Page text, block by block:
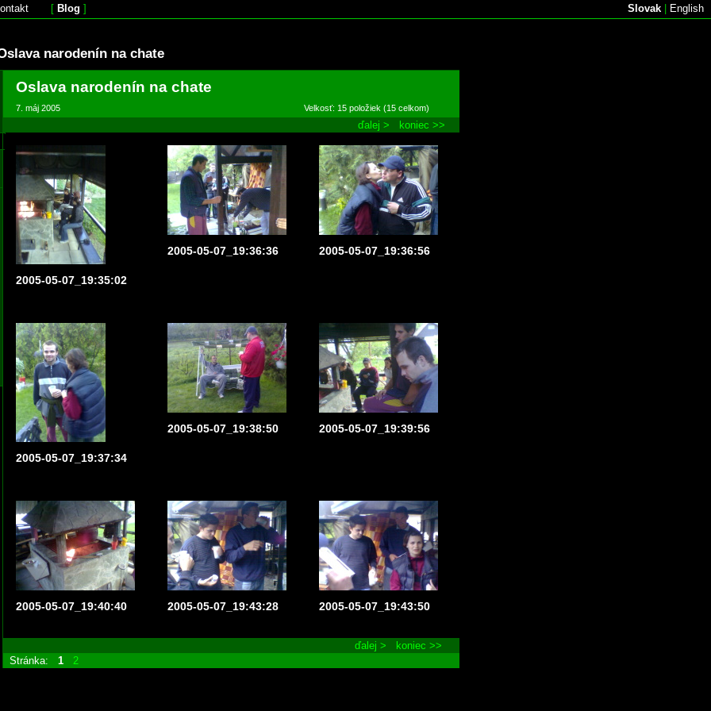
[ Blog ] Slovak English
narodenín na chate
Oslava narodenín na chate
7. máj 2005 Velkosť: 15 položiek (15 celkom)
ďalej > koniec >>
2005-05-07_19:35:02
2005-05-07_19:36:36 2005-05-07_19:36:56
2005-05-07_19:37:34
2005-05-07_19:38:50 2005-05-07_19:39:56
2005-05-07_19:40:40 2005-05-07_19:43:28 2005-05-07_19:43:50
ďalej >
koniec >>
Stránka:
1 2